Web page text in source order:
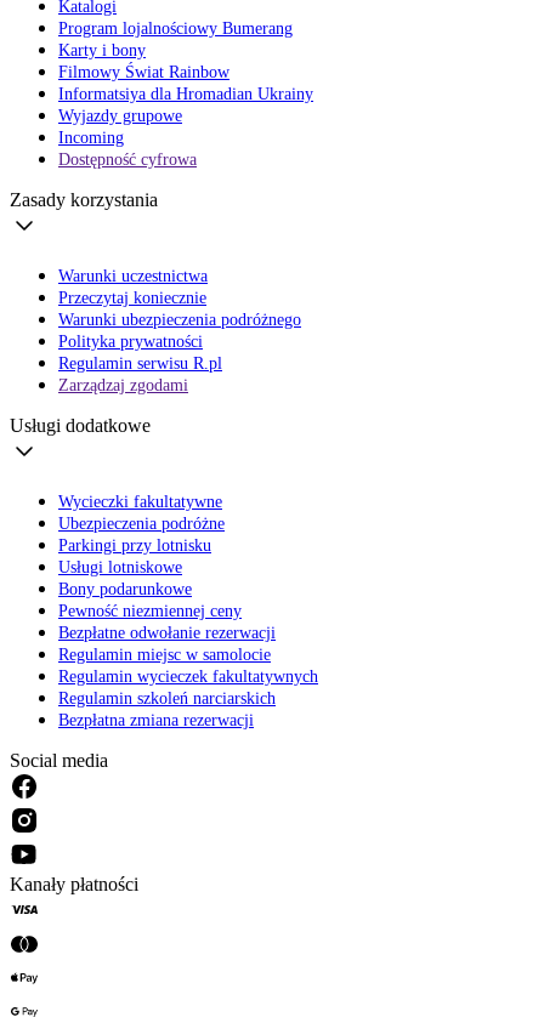
Katalogi
Program lojalnościowy Bumerang
Karty i bony
Filmowy Świat Rainbow
Informatsiya dla Hromadian Ukrainy
Wyjazdy grupowe
Incoming
Dostępność cyfrowa
Zasady korzystania
Warunki uczestnictwa
Przeczytaj koniecznie
Warunki ubezpieczenia podróżnego
Polityka prywatności
Regulamin serwisu R.pl
Zarządzaj zgodami
Usługi dodatkowe
Wycieczki fakultatywne
Ubezpieczenia podróżne
Parkingi przy lotnisku
Usługi lotniskowe
Bony podarunkowe
Pewność niezmiennej ceny
Bezpłatne odwołanie rezerwacji
Regulamin miejsc w samolocie
Regulamin wycieczek fakultatywnych
Regulamin szkoleń narciarskich
Bezpłatna zmiana rezerwacji
Social media
Kanały płatności